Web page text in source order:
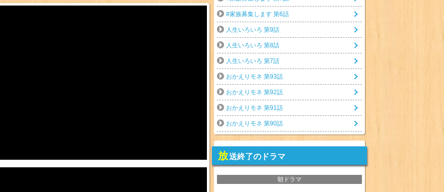
#家族募集します 第6話
人生いろいろ 第9話
人生いろいろ 第8話
人生いろいろ 第7話
おかえりモネ 第93話
おかえりモネ 第92話
おかえりモネ 第91話
おかえりモネ 第90話
放送終了のドラマ
朝ドラマ